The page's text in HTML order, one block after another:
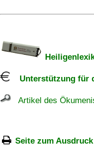
Unterstützung für
Artikel des
Seite zum